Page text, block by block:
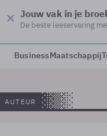
Jouw vak in je
De beste leeservaring
BusinessMaatschappij
AUTEUR